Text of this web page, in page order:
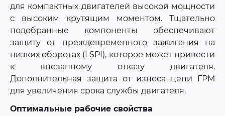
для компактных двигателей высокой мощности
с высоким крутящим моментом. Тщательно
подобранные компоненты обеспечивают
защиту от преждевременного зажигания на
низких оборотах (LSPI), которое может привести
к внезапному отказу двигателя.
Дополнительная защита от износа цепи ГРМ
для увеличения срока службы двигателя.
Оптимальные рабочие свойства